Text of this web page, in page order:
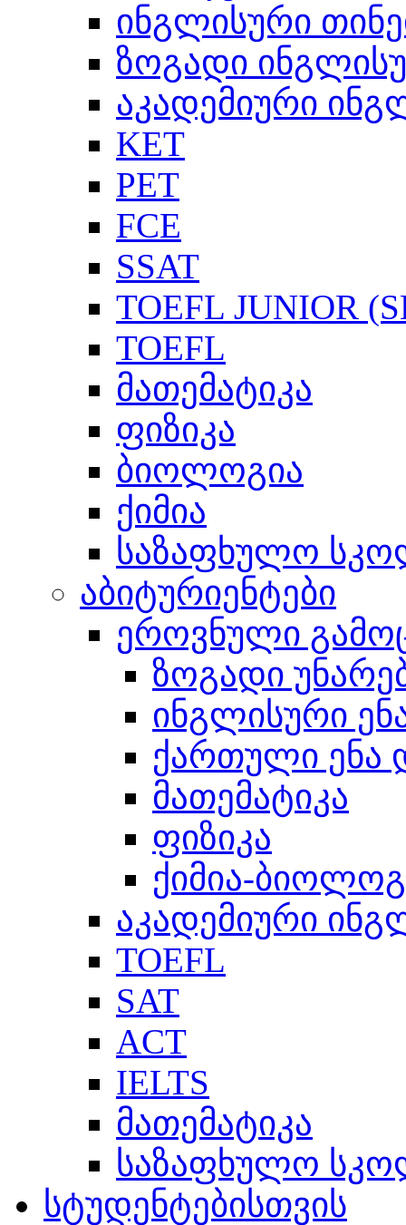
ინგლისური
ზოგადი
აკადემიური
KET
PET
FCE
SSAT
TOEFL JUNIOR
TOEFL
მათემატიკა
ფიზიკა
ბიოლოგია
ქიმია
საზაფხულო
აბიტურიენტები
ეროვნული
ზოგადი
ინგლისური
ქართული ენა
მათემატიკა
ფიზიკა
ქიმია-
აკადემიური
TOEFL
SAT
ACT
IELTS
მათემატიკა
საზაფხულო
სტუდენტებისთვის